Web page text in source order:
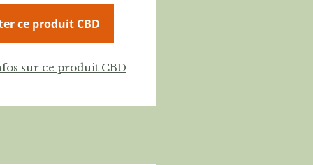
ce produit CBD
sur ce produit CBD